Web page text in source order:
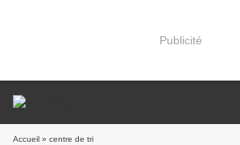
Publicité
Accueil » centre de tri